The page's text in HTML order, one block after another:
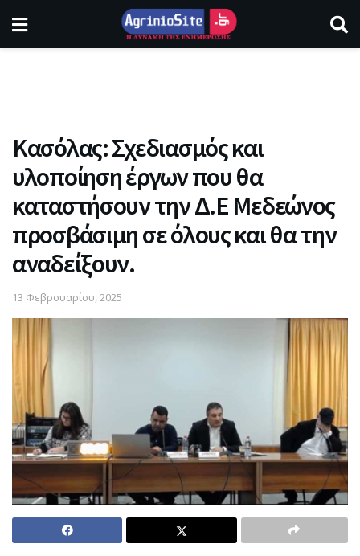
Κασόλας: Σχεδιασμός και
υλοποίηση έργων που θα
καταστήσουν την Δ.Ε Μεδεώνος
προσβάσιμη σε όλους και θα την
αναδείξουν.
13 Φεβρουαρίου, 2025